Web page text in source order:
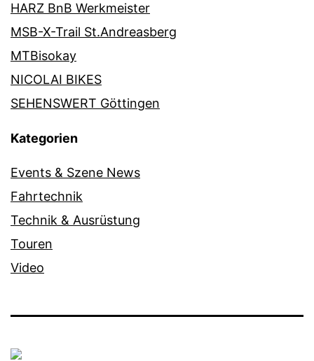
HARZ BnB Werkmeister
MSB-X-Trail St.Andreasberg
MTBisokay
NICOLAI BIKES
SEHENSWERT Göttingen
Kategorien
Events & Szene News
Fahrtechnik
Technik & Ausrüstung
Touren
Video